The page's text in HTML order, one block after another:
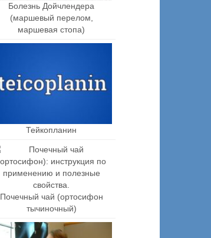
Болезнь Дойчлендера
(маршевый перелом,
маршевая стопа)
Тейкопланин
Почечный чай (ортосифон
тычиночный)